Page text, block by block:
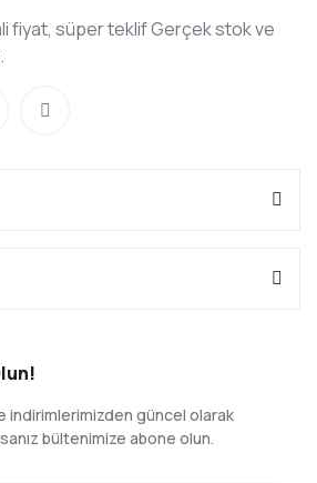
fiyat, süper teklif Gerçek stok ve
indirimlerimizden güncel olarak
bültenimize abone olun.